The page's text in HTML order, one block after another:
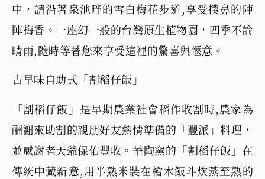
中，請沿著泉池畔的雪白梅花步道,享受撲鼻的陣
陣梅香。一座幻一般的台灣原生植物園，四季不論
晴雨,隨時等著您來享受這裡的驚喜與愜意。
古早味自助式「割稻仔飯」
「割稻仔飯」是早期農業社會稻作收割時,農家為
酬謝來助割的親朋好友熱情準備的「豐派」料理，
並感謝老天爺保佑豐收。華陶窯的「割稻仔飯」在
傳統中藏新意,用半熟米裝在檜木飯斗炊蒸至熟的